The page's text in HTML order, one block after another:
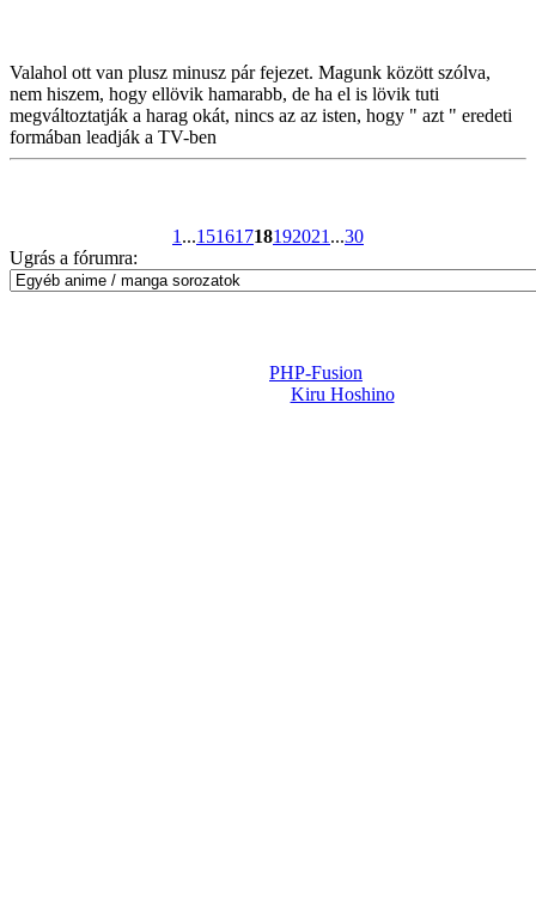
Valahol ott van plusz minusz pár fejezet. Magunk között szólva,
nem hiszem, hogy ellövik hamarabb, de ha el is lövik tuti
megváltoztatják a harag okát, nincs az az isten, hogy " azt " eredeti
formában leadják a TV-ben
1 ...15161718192021 ...30
Ugrás a fórumra:
PHP-Fusion
Kiru Hoshino